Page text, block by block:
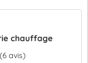
chauffage
(6 avis)